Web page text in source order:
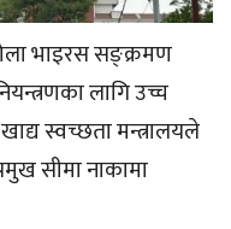
भाइरस सङ्क्रमण
लागि उच्च
स्वच्छता मन्त्रालयले
सीमा नाकामा